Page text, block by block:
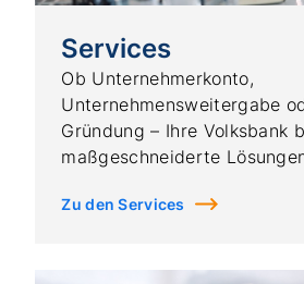
Services
Ob Unternehmerkonto,
Unternehmensweitergabe
Gründung – Ihre Volksbank
maßgeschneiderte
Zu den Services